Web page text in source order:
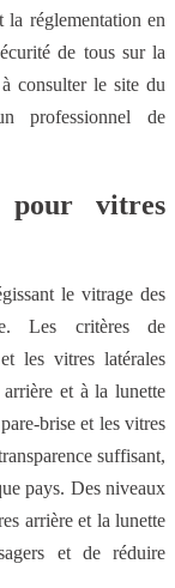
la réglementation en
de tous sur la
consulter le site du
professionnel de
pour vitres
le vitrage des
Les critères de
les vitres latérales
et à la lunette
brise et les vitres
suffisant,
pays. Des niveaux
arrière et la lunette
et de réduire